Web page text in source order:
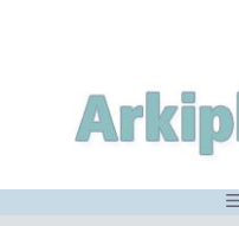
contenido